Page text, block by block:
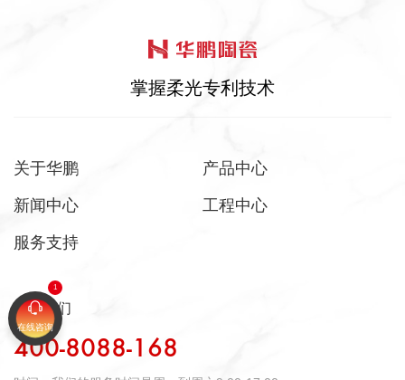
掌握柔光专利技术
关于华鹏 产品中心
新闻中心 工程中心
服务支持
联系我们
400-8088-168
在线咨询